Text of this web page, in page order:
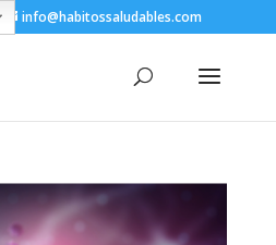
info@habitossaludables.com